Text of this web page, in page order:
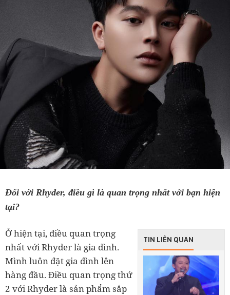
Đối với Rhyder, điều gì là quan trọng nhất với bạn hiện
tại?
TIN LIÊN QUAN
Ở hiện tại, điều quan trọng
nhất với Rhyder là gia đình.
Mình luôn đặt gia đình lên
hàng đầu. Điều quan trọng thứ
2 với Rhyder là sản phẩm sắp